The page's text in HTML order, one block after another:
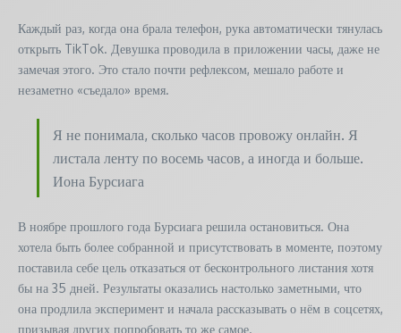
Каждый раз, когда она брала телефон, рука автоматически тянулась
открыть TikTok. Девушка проводила в приложении часы, даже не
замечая этого. Это стало почти рефлексом, мешало работе и
незаметно «съедало» время.
Я не понимала, сколько часов провожу онлайн. Я
листала ленту по восемь часов, а иногда и больше.
Иона Бурсиага
В ноябре прошлого года Бурсиага решила остановиться. Она
хотела быть более собранной и присутствовать в моменте, поэтому
поставила себе цель отказаться от бесконтрольного листания хотя
бы на 35 дней. Результаты оказались настолько заметными, что
она продлила эксперимент и начала рассказывать о нём в соцсетях,
призывая других попробовать то же самое.